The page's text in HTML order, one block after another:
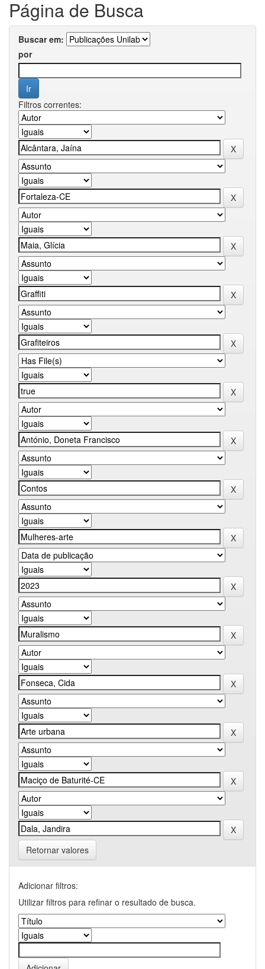
Página de Busca
Buscar em:
por
Filtros correntes:
Retornar valores
Adicionar filtros:
Utilizar filtros para refinar o resultado de busca.